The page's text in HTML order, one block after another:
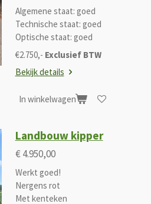
Algemene staat: goed
Technische staat: goed
Optische staat: goed
€2.750,- Exclusief BTW
Bekijk details
In winkelwagen
Landbouw kipper
€ 4.950,00
Werkt goed!
Nergens rot
Met kenteken